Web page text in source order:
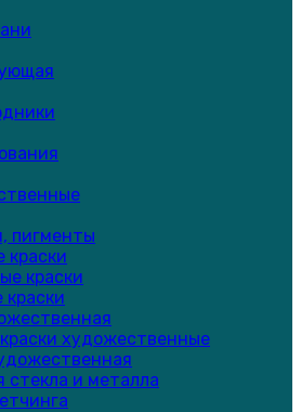
пигменты
краски
краски
краски
художественные
стекла и металла